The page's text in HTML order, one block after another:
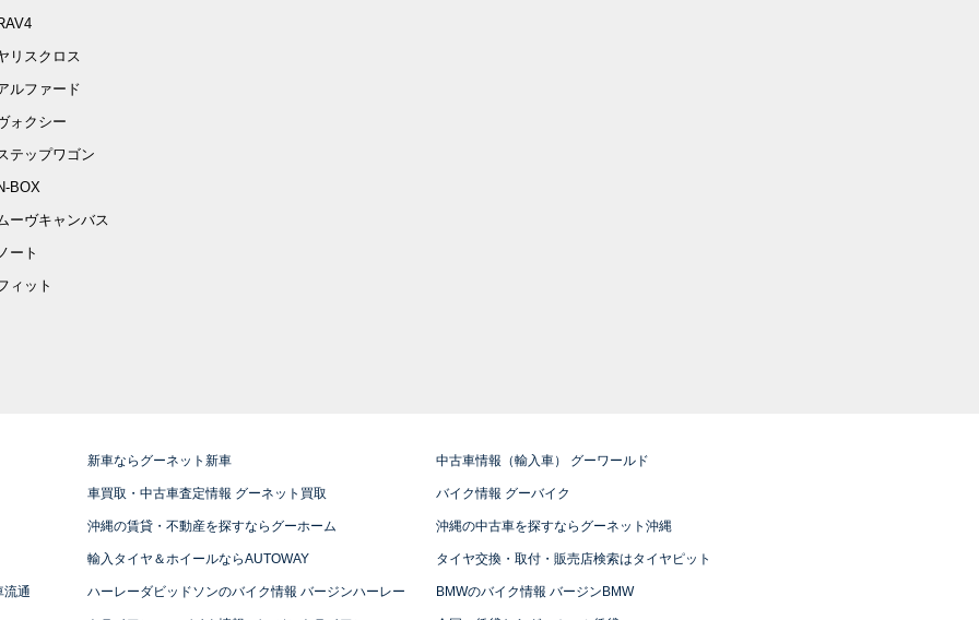
リスクロス
ルファード
ォクシー
テップワゴン
BOX
ーヴキャンバス
ート
ィット
新車ならグーネット新車 中古車情報（輸入車） グーワールド
車買取・中古車査定情報 グーネット買取 バイク情報 グーバイク
沖縄の賃貸・不動産を探すならグーホーム 沖縄の中古車を探すならグーネット沖縄
輸入タイヤ＆ホイールならAUTOWAY タイヤ交換・取付・販売店検索はタイヤピット
流通 ハーレーダビッドソンのバイク情報 バージンハーレー BMWのバイク情報 バージンBMW